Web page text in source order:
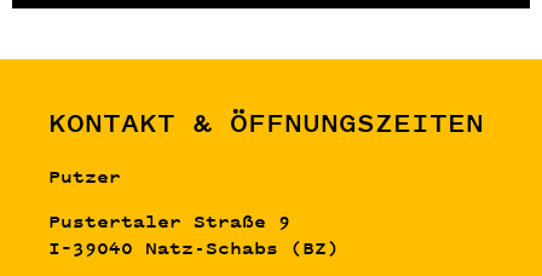
KONTAKT & ÖFFNUNGSZEITEN
Putzer
Pustertaler Straße 9
I–39040 Natz-Schabs (BZ)